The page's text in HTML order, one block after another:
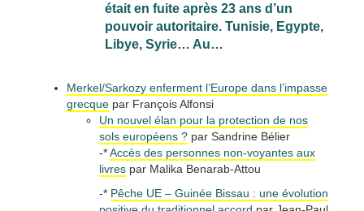
était en fuite après 23 ans d’un
pouvoir autoritaire. Tunisie, Egypte,
Libye, Syrie… Au…
Merkel/Sarkozy enferment l’Europe dans l’impasse
grecque par François Alfonsi
Un nouvel élan pour la protection de nos
sols européens ? par Sandrine Bélier
-*Accès des personnes non-voyantes aux
livres par Malika Benarab-Attou
-* Pêche UE – Guinée Bissau : une évolution